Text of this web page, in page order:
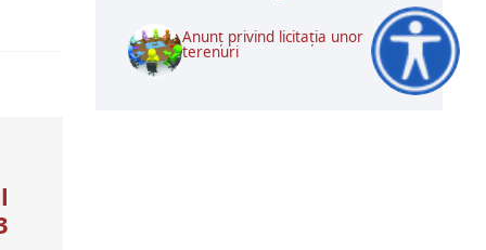
Anunț privind licitația unor
terenuri Accesibilitate